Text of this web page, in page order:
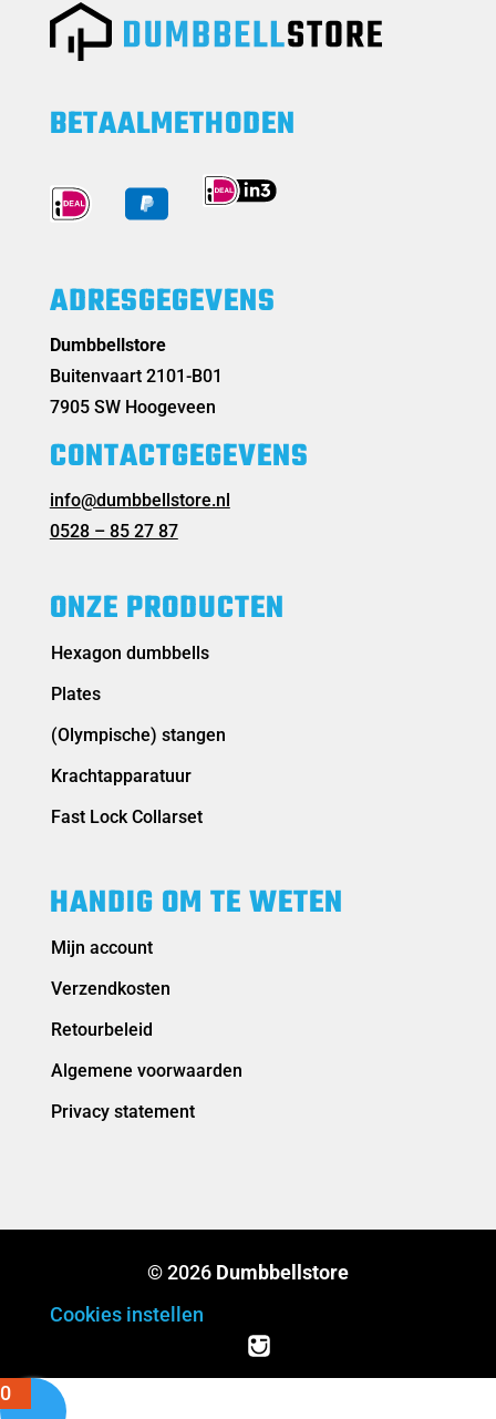
BETAALMETHODEN
ADRESGEGEVENS
Dumbbellstore
Buitenvaart 2101-B01
7905 SW Hoogeveen
CONTACTGEGEVENS
info@dumbbellstore.nl
0528 – 85 27 87
ONZE PRODUCTEN
Hexagon dumbbells
Plates
(Olympische) stangen
Krachtapparatuur
Fast Lock Collarset
HANDIG OM TE WETEN
Mijn account
Verzendkosten
Retourbeleid
Algemene voorwaarden
Privacy statement
© 2026 Dumbbellstore
Cookies instellen
0